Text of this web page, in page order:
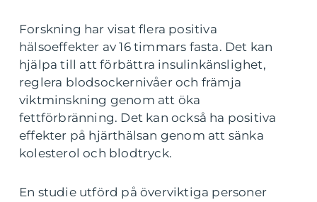
Forskning har visat flera positiva
hälsoeffekter av 16 timmars fasta. Det kan
hjälpa till att förbättra insulinkänslighet,
reglera blodsockernivåer och främja
viktminskning genom att öka
fettförbränning. Det kan också ha positiva
effekter på hjärthälsan genom att sänka
kolesterol och blodtryck.
En studie utförd på överviktiga personer